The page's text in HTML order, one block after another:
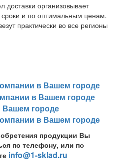
доставки организовывает
сроки и по оптимальным ценам.
практически во все регионы
продукции Вы
по телефону, или по
info@1-sklad.ru